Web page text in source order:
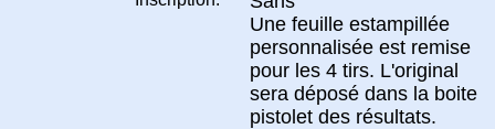
Une feuille estampillée
personnalisée est remise
pour les 4 tirs. L'original
sera déposé dans la boite
pistolet des résultats.